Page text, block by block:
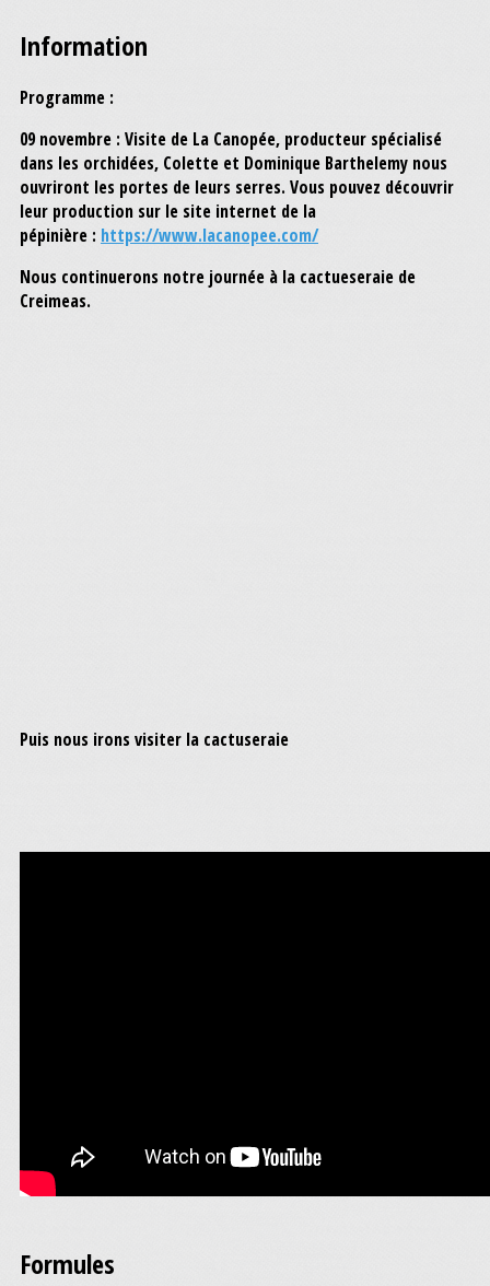
Information
Programme :
09 novembre : Visite de La Canopée, producteur spécialisé
dans les orchidées, Colette et Dominique Barthelemy nous
ouvriront les portes de leurs serres. Vous pouvez découvrir
leur production sur le site internet de la
pépinière : https://www.lacanopee.com/
Nous continuerons notre journée à la cactueseraie de
Creimeas.
Puis nous irons visiter la cactuseraie
Formules